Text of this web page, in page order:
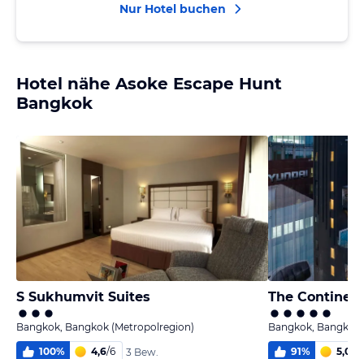
Nur Hotel buchen
Hotel nähe Asoke Escape Hunt
Bangkok
S Sukhumvit Suites
Bangkok, Bangkok (Metropolregion)
100% 4,6/6 3 Bew.
Bangkok,
91% 5,0